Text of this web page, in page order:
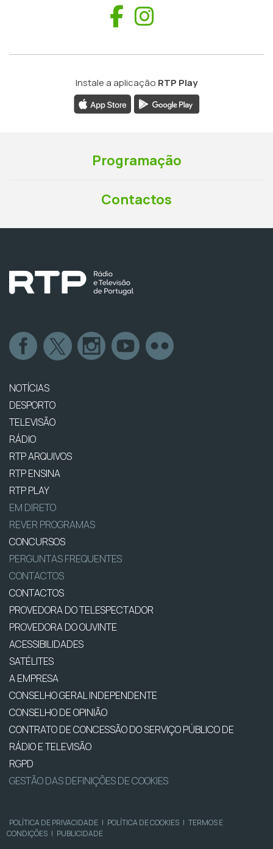
Facebook
Instale a aplicação RTP Play
Programação
Contactos
NOTÍCIAS
DESPORTO
TELEVISÃO
RÁDIO
RTP ARQUIVOS
RTP ENSINA
RTP PLAY
EM DIRETO
REVER PROGRAMAS
CONCURSOS
PERGUNTAS FREQUENTES
CONTACTOS
CONTACTOS
PROVEDORA DO TELESPECTADOR
PROVEDORA DO OUVINTE
ACESSIBILIDADES
SATÉLITES
A EMPRESA
CONSELHO GERAL INDEPENDENTE
CONSELHO DE OPINIÃO
CONTRATO DE CONCESSÃO DO SERVIÇO PÚBLICO DE
RÁDIO E TELEVISÃO
RGPD
GESTÃO DAS DEFINIÇÕES DE COOKIES
POLÍTICA DE PRIVACIDADE | POLÍTICA DE COOKIES | TERMOS E
CONDIÇÕES | PUBLICIDADE